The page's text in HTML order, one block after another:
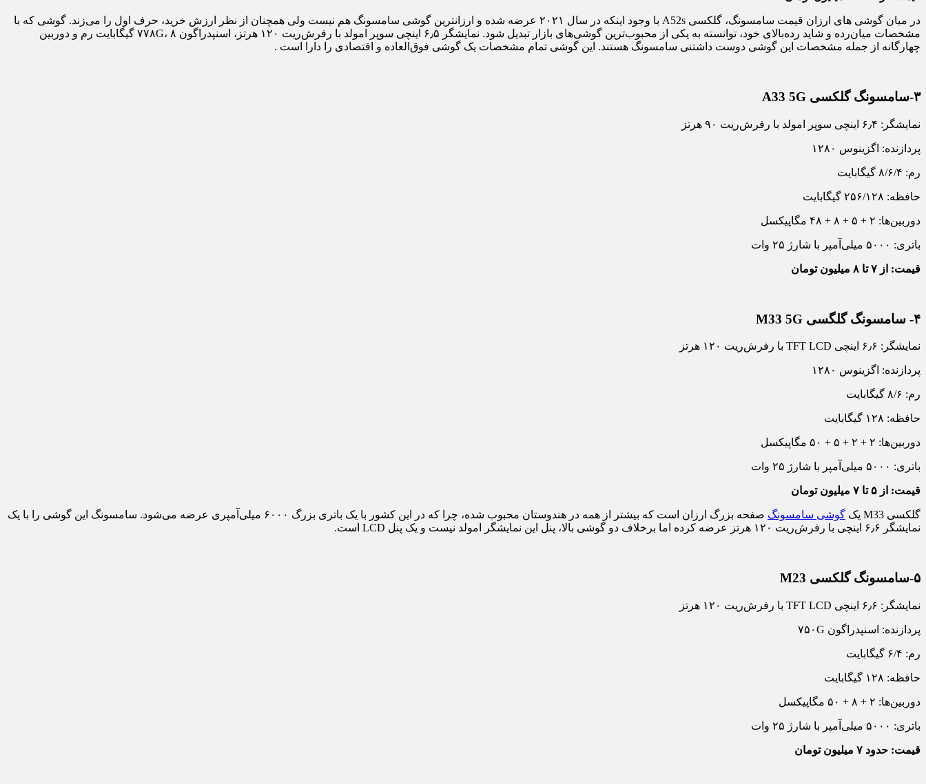
در میان گوشی های ارزان قیمت سامسونگ، گلکسی A52s با وجود اینکه در سال ۲۰۲۱ عرضه شده و ارزانترین گوشی سامسونگ هم نیست ولی همچنان از نظر ارزش خرید، حرف اول را می‌زند. گوشی که با
مشخصات میان‌رده و شاید رده‌بالای خود، توانسته به یکی از محبوب‌ترین گوشی‌های بازار تبدیل شود. نمایشگر ۶٫۵ اینچی سوپر امولد با رفرش‌ریت ۱۲۰ هرتز، اسنپدراگون ۷۷۸G، ۸ گیگابایت رم و دوربین
چهارگانه از جمله مشخصات این گوشی دوست داشتنی سامسونگ هستند. این گوشی تمام مشخصات یک گوشی فوق‌العاده و اقتصادی را دارا است .
۳-سامسونگ گلکسی A33 5G
نمایشگر: ۶٫۴ اینچی سوپر امولد با رفرش‌ریت ۹۰ هرتز
پردازنده: اگزینوس ۱۲۸۰
رم: ۸/۶/۴ گیگابایت
حافظه: ۲۵۶/۱۲۸ گیگابایت
دوربین‌ها: ۲ + ۵ + ۸ + ۴۸ مگاپیکسل
باتری: ۵۰۰۰ میلی‌آمپر با شارژ ۲۵ وات
قیمت: از ۷ تا ۸ میلیون تومان
۴- سامسونگ گلگسی M33 5G
نمایشگر: ۶٫۶ اینچی TFT LCD با رفرش‌ریت ۱۲۰ هرتز
پردازنده: اگزینوس ۱۲۸۰
رم: ۸/۶ گیگابایت
حافظه: ۱۲۸ گیگابایت
دوربین‌ها: ۲ + ۲ + ۵ + ۵۰ مگاپیکسل
باتری: ۵۰۰۰ میلی‌آمپر با شارژ ۲۵ وات
قیمت: از ۵ تا ۷ میلیون تومان
گلکسی M33 یک گوشی سامسونگ
صفحه بزرگ ارزان است که بیشتر از همه در هندوستان محبوب شده، چرا که در این کشور با یک باتری بزرگ ۶۰۰۰ میلی‌آمپری عرضه می‌شود. سامسونگ این گوشی را با یک
نمایشگر ۶٫۶ اینچی با رفرش‌ریت ۱۲۰ هرتز عرضه کرده اما برخلاف دو گوشی بالا، پنل این نمایشگر امولد نیست و یک پنل LCD است.
۵-سامسونگ گلکسی M23
نمایشگر: ۶٫۶ اینچی TFT LCD با رفرش‌ریت ۱۲۰ هرتز
پردازنده: اسنپدراگون ۷۵۰G
رم: ۶/۴ گیگابایت
حافظه: ۱۲۸ گیگابایت
دوربین‌ها: ۲ + ۸ + ۵۰ مگاپیکسل
باتری: ۵۰۰۰ میلی‌آمپر با شارژ ۲۵ وات
قیمت: حدود ۷ میلیون تومان